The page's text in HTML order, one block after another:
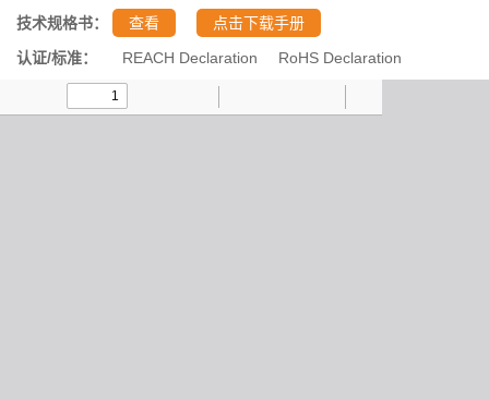
技术规格书： 查看
点击下载手册
认证/标准：
REACH Declaration RoHS Declaration